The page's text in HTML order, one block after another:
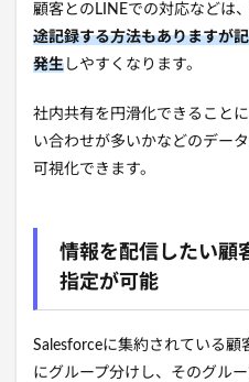
顧客とのLINEでの対応などは
途記録する方法もありますが
発生 しやすくなります。
社内共有を円滑化できること
い合わせが多いかなどのデー
可視化できます。
情報を配信したい顧
指定が可能
Salesforceに集約されている
にグループ分けし、そのグル